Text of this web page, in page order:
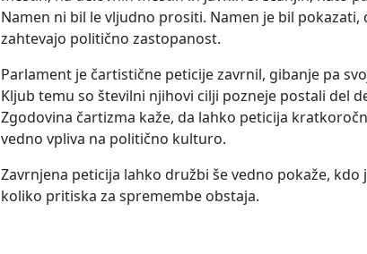
Namen ni bil le vljudno prositi. Namen je bil pokazati,
zahtevajo politično zastopanost.
Parlament je čartistične peticije zavrnil, gibanje pa
Kljub temu so številni njihovi cilji pozneje postali del
Zgodovina čartizma kaže, da lahko peticija
vedno vpliva na politično kulturo.
Zavrnjena peticija lahko družbi še vedno pokaže, kdo
koliko pritiska za spremembe obstaja.